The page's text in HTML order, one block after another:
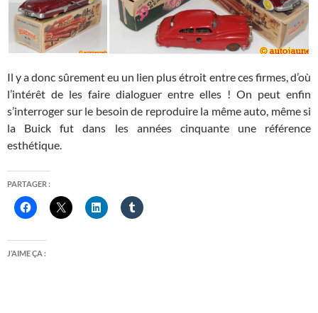
Il y a donc sûrement eu un lien plus étroit entre ces firmes, d’où
l’intérêt de les faire dialoguer entre elles ! On peut enfin
s’interroger sur le besoin de reproduire la même auto, même si
la Buick fut dans les années cinquante une référence
esthétique.
PARTAGER :
J’AIME ÇA :